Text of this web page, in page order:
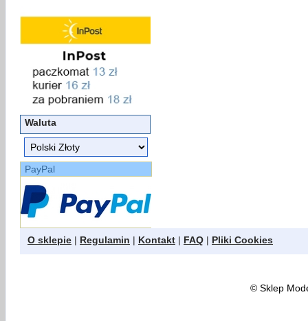
Waluta
PayPal
O sklepie | Regulamin | Kontakt | FAQ | Pliki Cookies
©Sklep